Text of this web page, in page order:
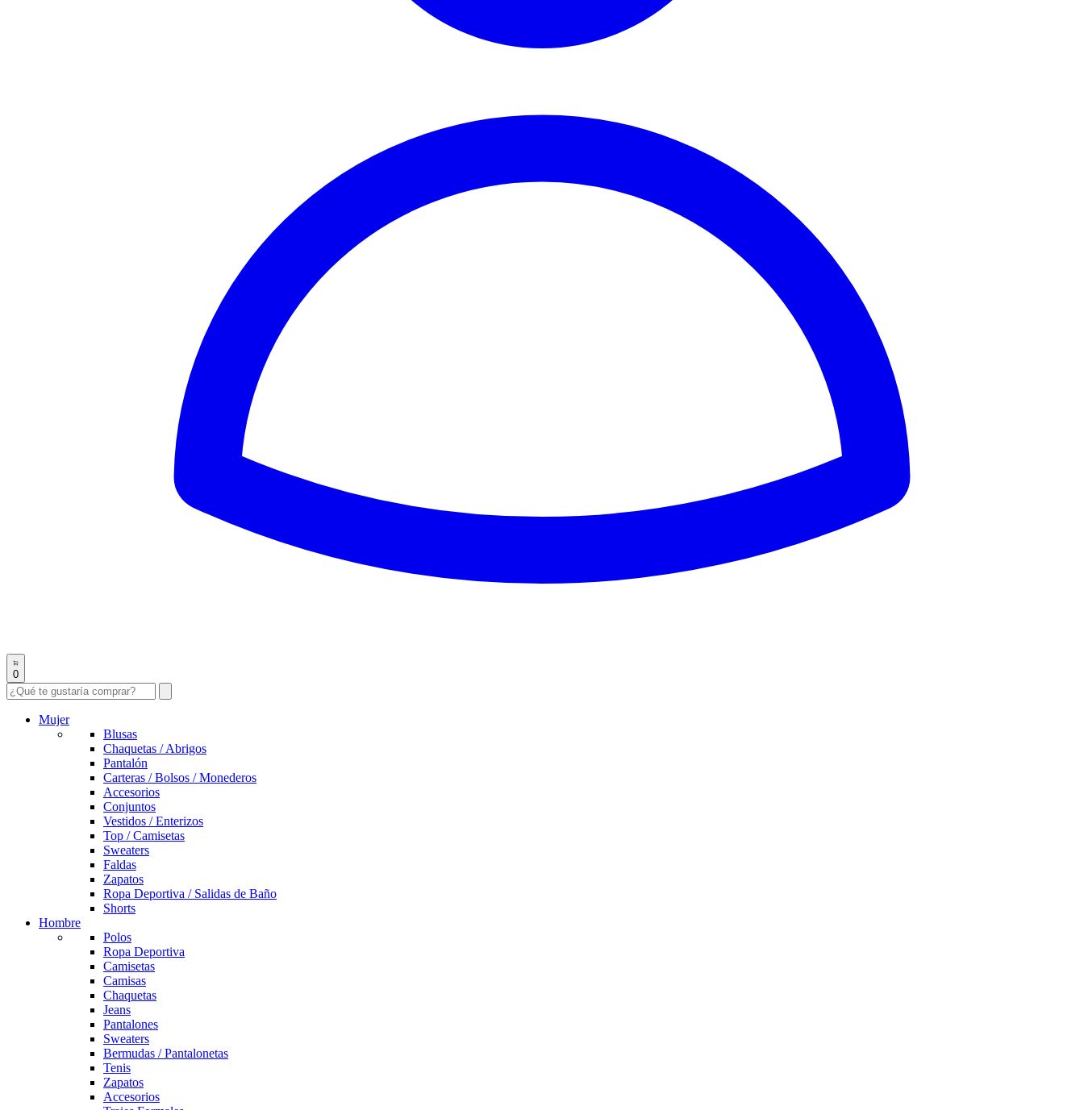
0
Mujer
Blusas
Chaquetas / Abrigos
Pantalón
Carteras / Bolsos / Monederos
Accesorios
Conjuntos
Vestidos / Enterizos
Top / Camisetas
Sweaters
Faldas
Zapatos
Ropa Deportiva / Salidas de Baño
Shorts
Hombre
Polos
Ropa Deportiva
Camisetas
Camisas
Chaquetas
Jeans
Pantalones
Sweaters
Bermudas / Pantalonetas
Tenis
Zapatos
Accesorios